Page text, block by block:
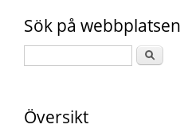
Sök på webbplatsen
Översikt